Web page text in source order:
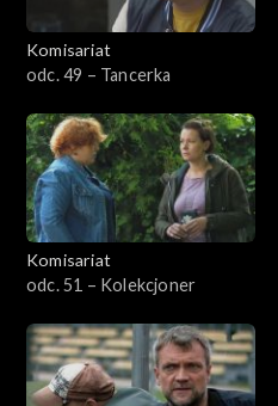
Komisariat
odc. 49 – Tancerka
Komisariat
odc. 51 – Kolekcjoner